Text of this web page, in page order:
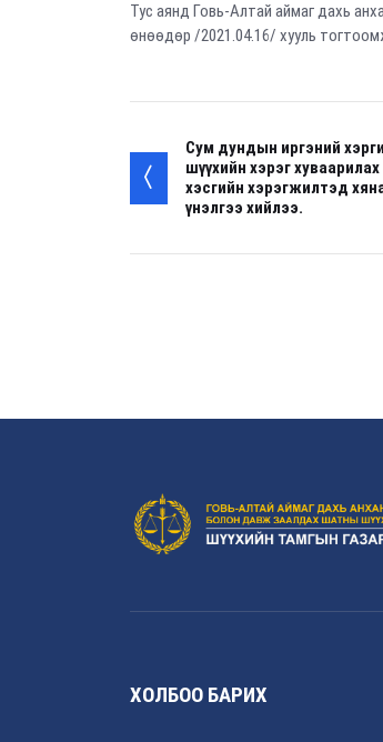
Тус аянд Говь-Алтай аймаг дахь
өнөөдөр /2021.04.16/ хууль
Сум дундын иргэний
шүүхийн хэрэг
хэсгийн хэрэгжилтэд
үнэлгээ хийлээ.
ХОЛБОО БАРИХ